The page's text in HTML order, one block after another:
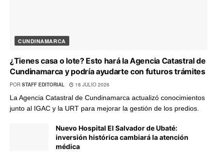
CUNDINAMARCA
¿Tienes casa o lote? Esto hará la Agencia Catastral de
Cundinamarca y podría ayudarte con futuros trámites
POR STAFF EDITORIAL 18 JULIO 2026
La Agencia Catastral de Cundinamarca actualizó conocimientos
junto al IGAC y la URT para mejorar la gestión de los predios.
Nuevo Hospital El Salvador de Ubaté:
inversión histórica cambiará la atención
médica